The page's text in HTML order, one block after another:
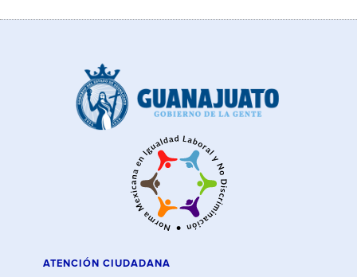
ATENCIÓN CIUDADANA